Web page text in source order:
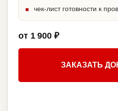
чек-лист готовности к
от 1 900 ₽
ЗАКАЗАТЬ